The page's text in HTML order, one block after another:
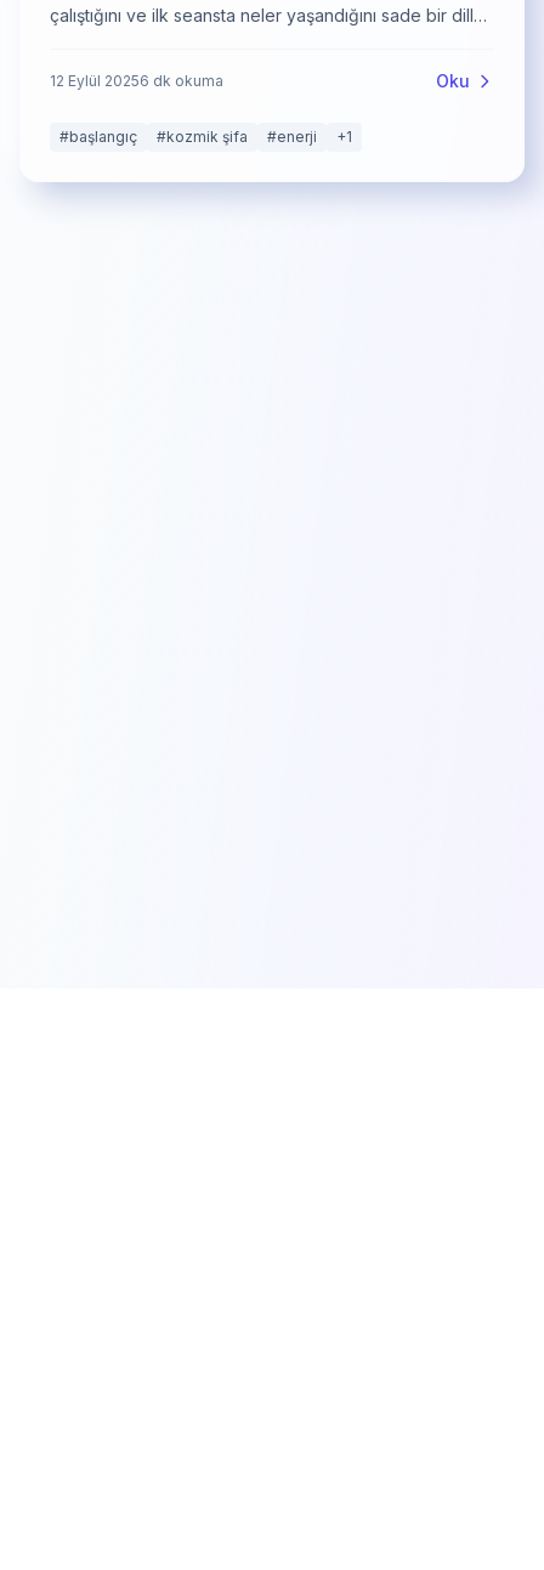
çalıştığını ve ilk seansta neler yaşandığını sade bir dille
12 Eylül 20256 dk okuma Oku
#başlangıç #kozmik şifa #enerji +1